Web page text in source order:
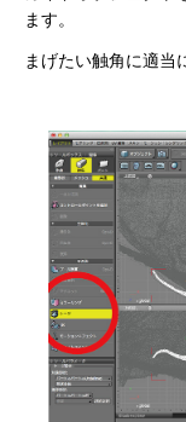
ます。
まげたい触角に適当